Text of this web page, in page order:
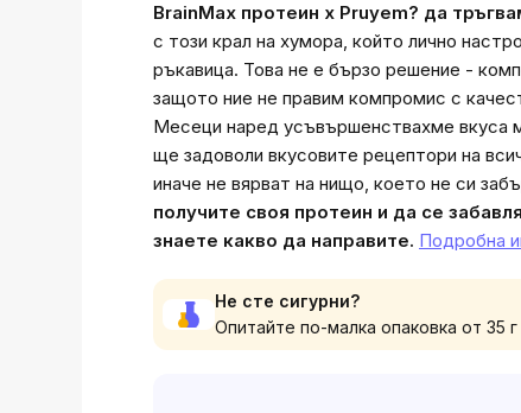
product
rating
is
5,0
out
of
5
stars.
BrainMax протеин x Pruyem? да
с този крал на хумора, който лично
ръкавица. Това не е бързо решение -
защото ние не правим компромис с
Месеци наред усъвършенствахме
ще задоволи вкусовите рецептори на
иначе не вярват на нищо, което не си
получите своя протеин и да се
знаете какво да направите. Подробна
Не сте сигурни?
Опитайте по-малка опаковка от 35 г